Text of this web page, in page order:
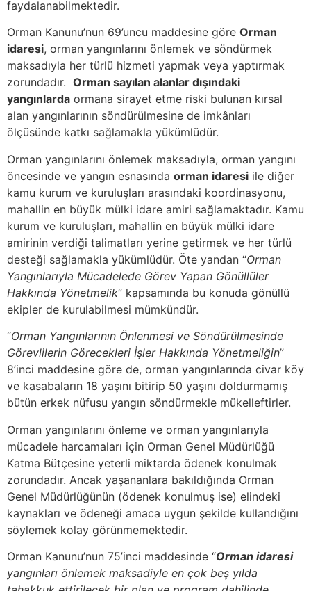
faydalanabilmektedir.
Orman Kanunu’nun 69’uncu maddesine göre Orman
idaresi, orman yangınlarını önlemek ve söndürmek
maksadıyla her türlü hizmeti yapmak veya yaptırmak
zorundadır. Orman sayılan alanlar dışındaki
yangınlarda ormana sirayet etme riski bulunan kırsal
alan yangınlarının söndürülmesine de imkânları
ölçüsünde katkı sağlamakla yükümlüdür.
Orman yangınlarını önlemek maksadıyla, orman yangını
öncesinde ve yangın esnasında orman idaresi ile diğer
kamu kurum ve kuruluşları arasındaki koordinasyonu,
mahallin en büyük mülki idare amiri sağlamaktadır. Kamu
kurum ve kuruluşları, mahallin en büyük mülki idare
amirinin verdiği talimatları yerine getirmek ve her türlü
desteği sağlamakla yükümlüdür. Öte yandan “Orman
Yangınlarıyla Mücadelede Görev Yapan Gönüllüler
Hakkında Yönetmelik” kapsamında bu konuda gönüllü
ekipler de kurulabilmesi mümkündür.
“Orman Yangınlarının Önlenmesi ve Söndürülmesinde
Görevlilerin Görecekleri İşler Hakkında Yönetmeliğin”
8’inci maddesine göre de, orman yangınlarında civar köy
ve kasabaların 18 yaşını bitirip 50 yaşını doldurmamış
bütün erkek nüfusu yangın söndürmekle mükelleftirler.
Orman yangınlarını önleme ve orman yangınlarıyla
mücadele harcamaları için Orman Genel Müdürlüğü
Katma Bütçesine yeterli miktarda ödenek konulmak
zorundadır. Ancak yaşananlara bakıldığında Orman
Genel Müdürlüğünün (ödenek konulmuş ise) elindeki
kaynakları ve ödeneği amaca uygun şekilde kullandığını
söylemek kolay görünmemektedir.
Orman Kanunu’nun 75’inci maddesinde “Orman idaresi
yangınları önlemek maksadiyle en çok beş yılda